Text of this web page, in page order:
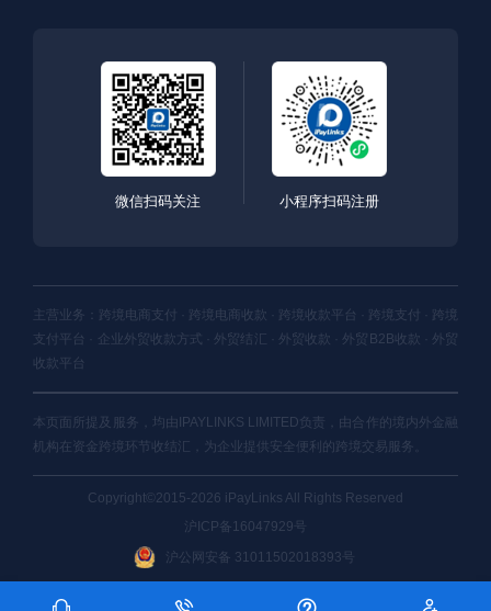
微信扫码关注 小程序扫码注册
主营业务：跨境电商支付 · 跨境电商收款 · 跨境收款平台 · 跨境支付 · 跨境
支付平台 · 企业外贸收款方式 · 外贸结汇 · 外贸收款 · 外贸B2B收款 · 外贸
收款平台
本页面所提及服务，均由IPAYLINKS LIMITED负责，由合作的境内外金融
机构在资金跨境环节收结汇，为企业提供安全便利的跨境交易服务。
Copyright©2015-2026 iPayLinks All Rights Reserved
沪ICP备16047929号
沪公网安备 31011502018393号